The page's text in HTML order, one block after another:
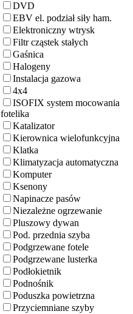
DVD
EBV el. podział siły ham.
Elektroniczny wtrysk
Filtr cząstek stałych
Gaśnica
Halogeny
Instalacja gazowa
4x4
ISOFIX system mocowania
fotelika
Katalizator
Kierownica wielofunkcyjna
Klatka
Klimatyzacja automatyczna
Komputer
Ksenony
Napinacze pasów
Niezależne ogrzewanie
Pluszowy dywan
Pod. przednia szyba
Podgrzewane fotele
Podgrzewane lusterka
Podłokietnik
Podnośnik
Poduszka powietrzna
Przyciemniane szyby